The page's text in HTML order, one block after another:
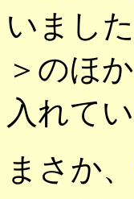
いまし
＞のほ
入れて
まさか